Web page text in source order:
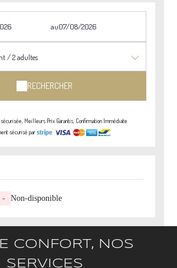
au
/2adultes
RECHERCHER
sécurisée, Meilleurs Prix Garantis, Confirmation Immédiate
sécurisé par
- Non-disponible
CONFORT, NOS
SERVICES